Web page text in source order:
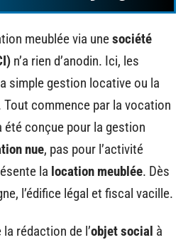
meublée via unesociété
n’a rien d’anodin. Ici, les
simple gestion locative ou la
commence par la vocation
été conçue pour la gestion
nue, pas pour l’activité
la location meublée. Dès
l’édifice légal et fiscal vacille.
rédaction de l’objet social à